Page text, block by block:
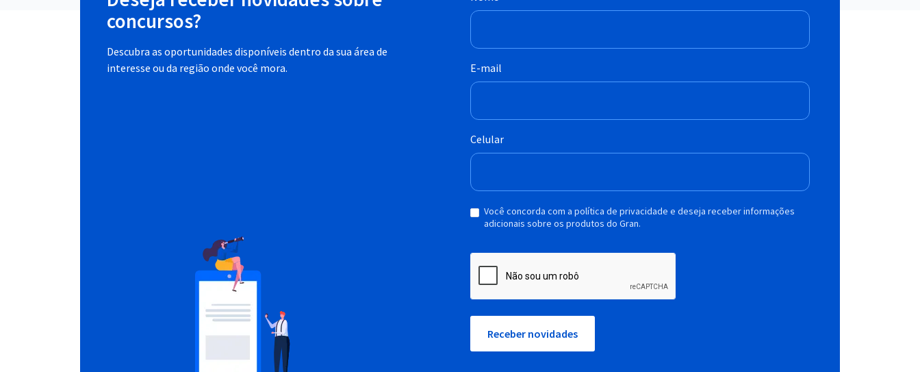
concursos?
Descubra as oportunidades disponíveis dentro da sua área de
interesse ou da região onde você mora.
E-mail
Celular
Você concorda com a política de privacidade e deseja receber informações
adicionais sobre os produtos do Gran.
Receber novidades